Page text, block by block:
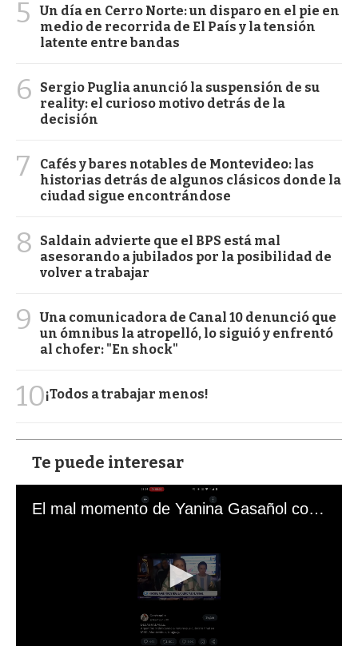
5
Un día en Cerro Norte: un disparo en el pie en
medio de recorrida de El País y la tensión
latente entre bandas
6
Sergio Puglia anunció la suspensión de su
reality: el curioso motivo detrás de la
decisión
7
Cafés y bares notables de Montevideo: las
historias detrás de algunos clásicos donde la
ciudad sigue encontrándose
8
Saldain advierte que el BPS está mal
asesorando a jubilados por la posibilidad de
volver a trabajar
9
Una comunicadora de Canal 10 denunció que
un ómnibus la atropelló, lo siguió y enfrentó
al chofer: "En shock"
10¡Todos a trabajar menos!
Te puede interesar
El mal momento de Yanina Gasañol con un hincha argentino en "Subrayado"